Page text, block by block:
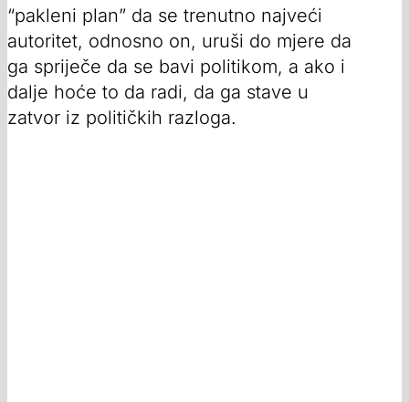
“pakleni plan” da se trenutno najveći
autoritet, odnosno on, uruši do mjere da
ga spriječe da se bavi politikom, a ako i
dalje hoće to da radi, da ga stave u
zatvor iz političkih razloga.